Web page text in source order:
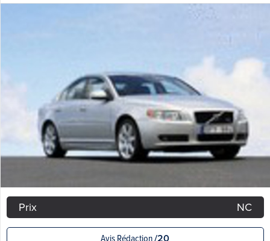
Prix NC
Avis Rédaction